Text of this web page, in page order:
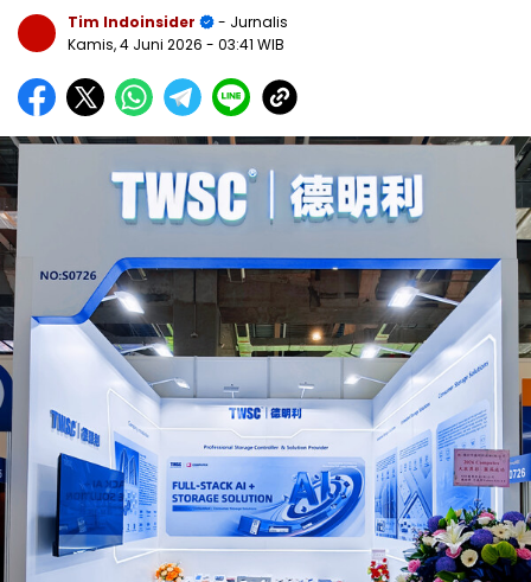
Tim Indoinsider
- Jurnalis
Kamis, 4 Juni 2026 - 03:41 WIB